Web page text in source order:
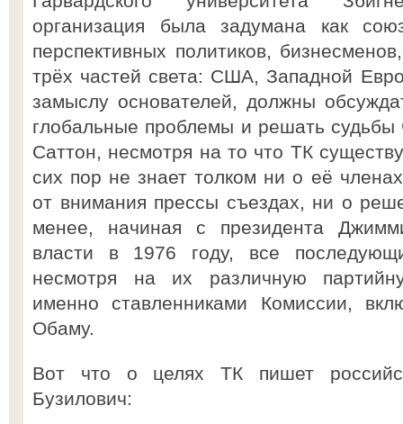
организация была задумана как
перспективных политиков,
трёх частей света: США, Западной
замыслу основателей, должны
глобальные проблемы и решать судьбы
Саттон, несмотря на то что ТК
сих пор не знает толком ни о её
от внимания прессы съездах, ни о
менее, начиная с президента
власти в 1976 году, все
несмотря на их различную
именно ставленниками Комиссии,
Обаму.
Вот что о целях ТК пишет
Бузилович: